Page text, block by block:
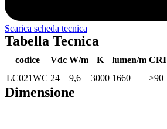
Scarica scheda tecnica
Tabella Tecnica
codice Vdc W/m K lumen/m CRI
LC021WC 24 9,6 3000 1660 >90
Dimensione